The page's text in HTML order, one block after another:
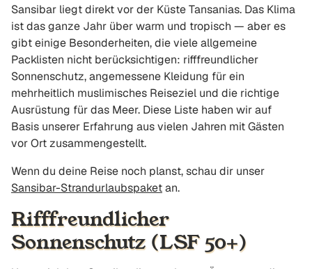
Sansibar liegt direkt vor der Küste Tansanias. Das Klima
ist das ganze Jahr über warm und tropisch — aber es
gibt einige Besonderheiten, die viele allgemeine
Packlisten nicht berücksichtigen: rifffreundlicher
Sonnenschutz, angemessene Kleidung für ein
mehrheitlich muslimisches Reiseziel und die richtige
Ausrüstung für das Meer. Diese Liste haben wir auf
Basis unserer Erfahrung aus vielen Jahren mit Gästen
vor Ort zusammengestellt.
Wenn du deine Reise noch planst, schau dir unser
Sansibar-Strandurlaubspaketan.
Rifffreundlicher
Sonnenschutz (LSF 50+)